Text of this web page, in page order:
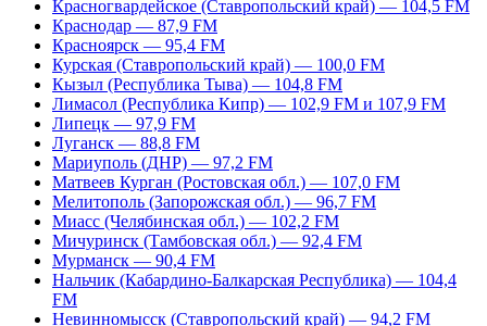
Красногвардейское (Ставропольский край) — 104,5 FM
Краснодар — 87,9 FM
Красноярск — 95,4 FM
Курская (Ставропольский край) — 100,0 FM
Кызыл (Республика Тыва) — 104,8 FM
Лимасол (Республика Кипр) — 102,9 FM и 107,9 FM
Липецк — 97,9 FM
Луганск — 88,8 FM
Мариуполь (ДНР) — 97,2 FM
Матвеев Курган (Ростовская обл.) — 107,0 FM
Мелитополь (Запорожская обл.) — 96,7 FM
Миасс (Челябинская обл.) — 102,2 FM
Мичуринск (Тамбовская обл.) — 92,4 FM
Мурманск — 90,4 FM
Нальчик (Кабардино-Балкарская Республика) — 104,4
FM
Невинномысск (Ставропольский край) — 94,2 FM